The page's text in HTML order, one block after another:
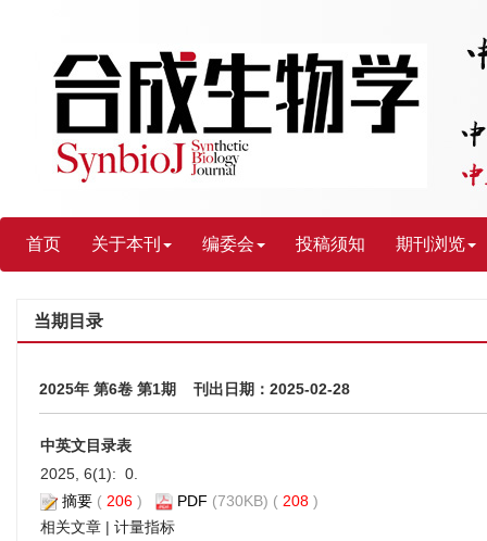
首页 关于本刊 编委会 投稿须知 期刊浏览
当期目录
2025年 第6卷 第1期 刊出日期：2025-02-28
中英文目录表
2025, 6(1): 0.
摘要 ( 206 ) PDF (730KB) ( 208 )
相关文章 | 计量指标